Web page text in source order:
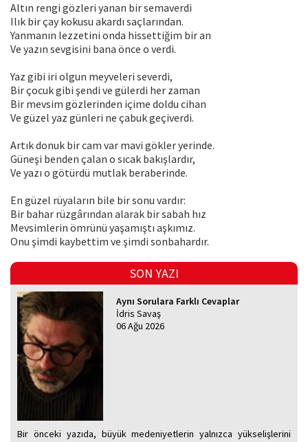
Altın rengi gözleri yanan bir semaverdi
Ilık bir çay kokusu akardı saçlarından.
Yanmanın lezzetini onda hissettiğim bir an
Ve yazın sevgisini bana önce o verdi.
Yaz gibi iri olgun meyveleri severdi,
Bir çocuk gibi şendi ve gülerdi her zaman
Bir mevsim gözlerinden içime doldu cihan
Ve güzel yaz günleri ne çabuk geçiverdi.
Artık donuk bir cam var mavi gökler yerinde.
Güneşi benden çalan o sıcak bakışlardır,
Ve yazı o götürdü mutlak beraberinde.
En güzel rüyaların bile bir sonu vardır:
Bir bahar rüzgârından alarak bir sabah hız
Mevsimlerin ömrünü yaşamıştı aşkımız.
Onu şimdi kaybettim ve şimdi sonbahardır.
SON YAZI
Aynı Sorulara Farklı Cevaplar
İdris Savaş
06 Ağu 2026
Bir önceki yazıda, büyük medeniyetlerin yalnızca yükselişlerini